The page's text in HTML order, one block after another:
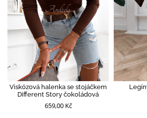
Viskózová halenka se stojáčkem
Different Story čokoládová
659,00 Kč